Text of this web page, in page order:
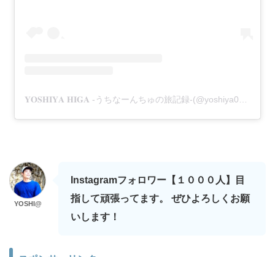
𝐘𝐎𝐒𝐇𝐈𝐘𝐀 𝐇𝐈𝐆𝐀 -うちなーんちゅの旅記録-(@yoshiya05)がシェアした投稿
YOSHI@
Instagramフォロワー【１０００人】目
指して頑張ってます。 ぜひよろしくお願
いします！